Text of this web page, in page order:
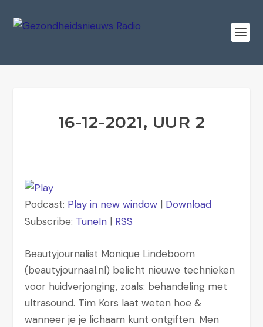
16-12-2021, UUR 2
Podcast: Play in new window | Download
Subscribe: TuneIn | RSS
Beautyjournalist Monique Lindeboom
(beautyjournaal.nl) belicht nieuwe technieken
voor huidverjonging, zoals: behandeling met
ultrasound. Tim Kors laat weten hoe &
wanneer je je lichaam kunt ontgiften. Men